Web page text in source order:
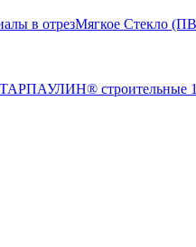
в отрезМягкое Стекло
строительные